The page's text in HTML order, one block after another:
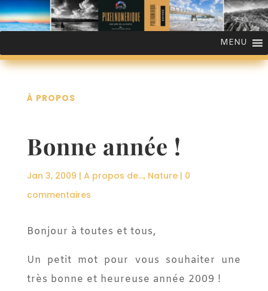
MENU
À PROPOS
Bonne année !
Jan 3, 2009 | A propos de..., Nature| 0
commentaires
Bonjour à toutes et tous,
Un petit mot pour vous souhaiter une
très bonne et heureuse année 2009 !